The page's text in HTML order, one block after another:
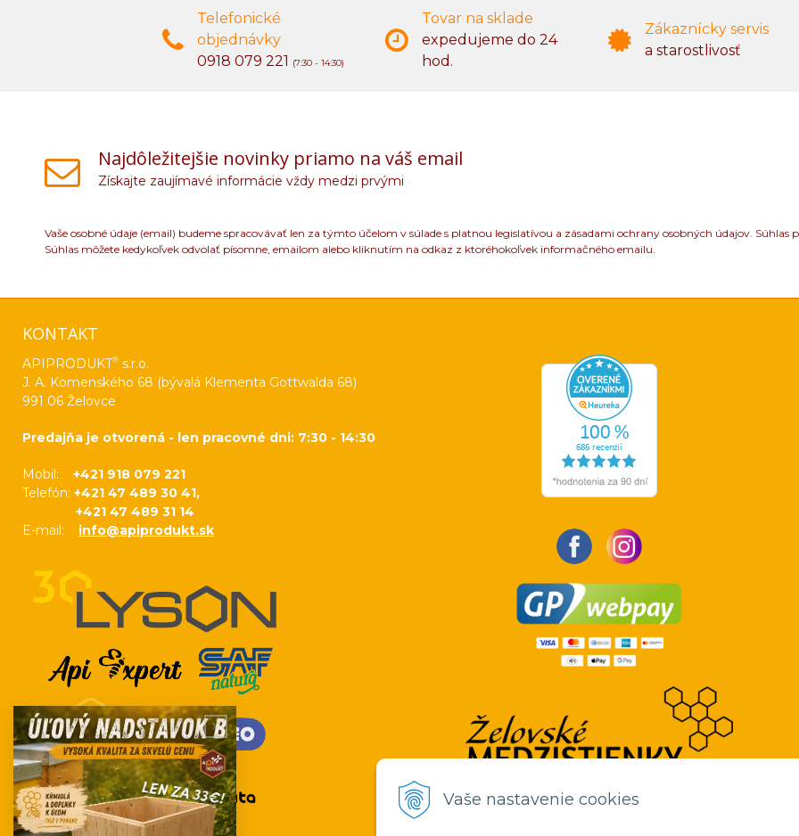
Vaše nastavenie cookies
Telefonické
objednávky
0918 079 221
(7:30 - 14:30)
Tovar na sklade
expedujeme do 24
hod.
Zákaznícky servis
a starostlivosť
Najdôležitejšie novinky priamo na váš email
Získajte zaujímavé informácie vždy medzi prvými
Vaše osobné údaje (email) budeme spracovávať len za týmto účelom v súlade s platnou legislatívou a zásadami ochrany osobných údajov.
Súhlas môžete kedykoľvek odvolať písomne, emailom alebo kliknutím na odkaz z ktoréhokoľvek informačného emailu.
KONTAKT
APIPRODUKT® s.r.o.
J. A. Komenského 68 (bývalá Klementa Gottwalda 68)
991 06 Želovce
Predajňa je otvorená - len pracovné dni: 7:30 - 14:30
Mobil: +421 918 079 221
Telefón: +421 47 489 30 41,
+421 47 489 31 14
E-mail: info@apiprodukt.sk